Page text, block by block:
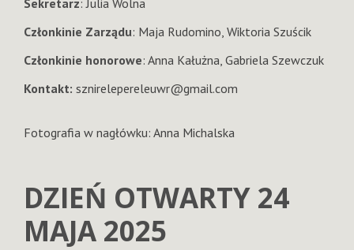
Sekretarz: Julia Wolna
Członkinie Zarządu: Maja Rudomino, Wiktoria Szuścik
Członkinie honorowe: Anna Kałużna, Gabriela Szewczuk
Kontakt: sznirelepereleuwr@gmail.com
Fotografia w nagłówku: Anna Michalska
DZIEŃ OTWARTY 24
MAJA 2025